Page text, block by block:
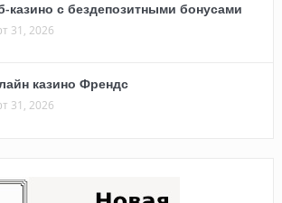
казино с бездепозитными бонусами
31, 2026
казино Френдс
31, 2026